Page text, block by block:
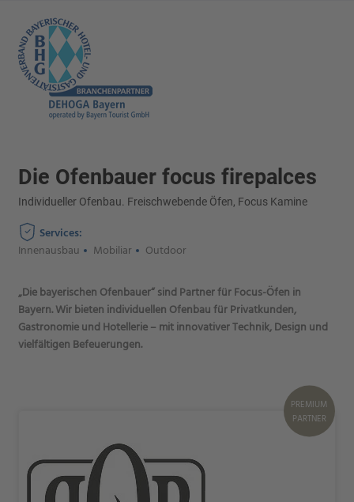
PREMIUM
PARTNER
Die Ofenbauer focus firepalces
Individueller Ofenbau. Freischwebende Öfen, Focus Kamine
Services:
Innenausbau
Mobiliar Outdoor
„Die bayerischen Ofenbauer“ sind Partner für Focus-Öfen in
Bayern. Wir bieten individuellen Ofenbau für Privatkunden,
Gastronomie und Hotellerie – mit innovativer Technik, Design und
vielfältigen Befeuerungen.